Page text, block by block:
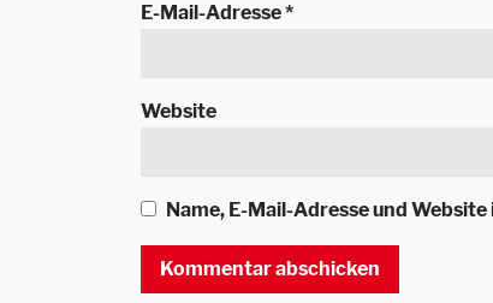
E-Mail-Adresse*
Website
Name, E-Mail-Adresse und